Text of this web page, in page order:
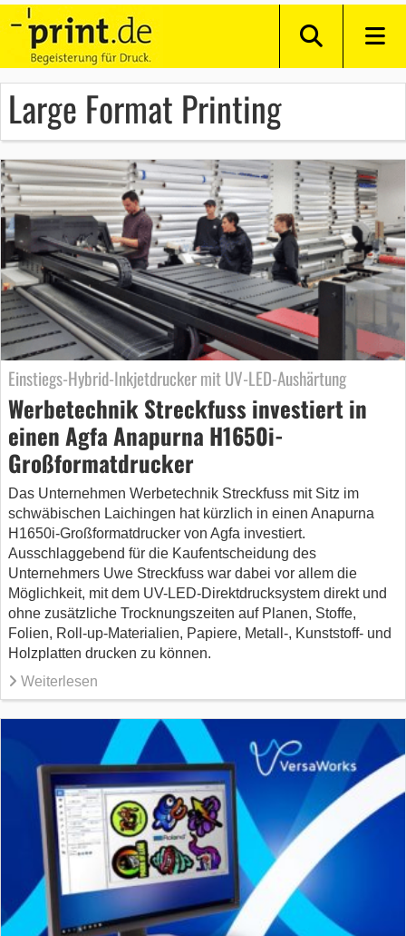
Large Format Printing
Einstiegs-Hybrid-Inkjetdrucker mit UV-LED-Aushärtung
Werbetechnik Streckfuss investiert in
einen Agfa Anapurna H1650i-
Großformatdrucker
Das Unternehmen Werbetechnik Streckfuss mit Sitz im
schwäbischen Laichingen hat kürzlich in einen Anapurna
H1650i-Großformatdrucker von Agfa investiert.
Ausschlaggebend für die Kaufentscheidung des
Unternehmers Uwe Streckfuss war dabei vor allem die
Möglichkeit, mit dem UV-LED-Direktdrucksystem direkt und
ohne zusätzliche Trocknungszeiten auf Planen, Stoffe,
Folien, Roll-up-Materialien, Papiere, Metall-, Kunststoff- und
Holzplatten drucken zu können.
Weiterlesen